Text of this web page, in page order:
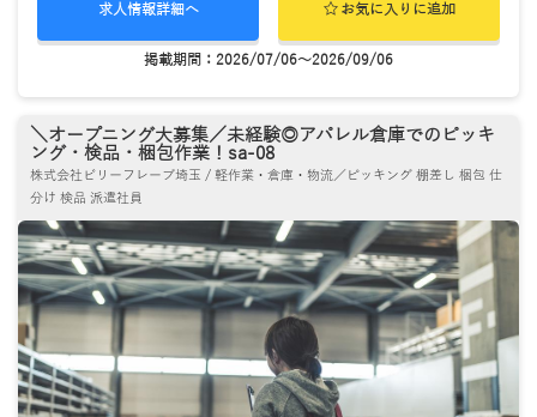
求人情報詳細へ お気に入りに追加
掲載期間：2026/07/06～2026/09/06
＼オープニング大募集／未経験◎アパレル倉庫でのピッキ
ング・検品・梱包作業！sa-08
株式会社ビリーフレーブ埼玉 / 軽作業・倉庫・物流／ピッキング 棚差し 梱包 仕
分け 検品 派遣社員